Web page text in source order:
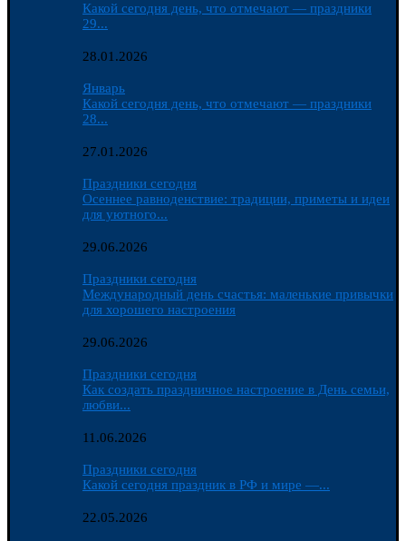
Какой сегодня день, что отмечают — праздники
29...
28.01.2026
Январь
Какой сегодня день, что отмечают — праздники
28...
27.01.2026
Праздники сегодня
Осеннее равноденствие: традиции, приметы и идеи
для уютного...
29.06.2026
Праздники сегодня
Международный день счастья: маленькие привычки
для хорошего настроения
29.06.2026
Праздники сегодня
Как создать праздничное настроение в День семьи,
любви...
11.06.2026
Праздники сегодня
Какой сегодня праздник в РФ и мире —...
22.05.2026